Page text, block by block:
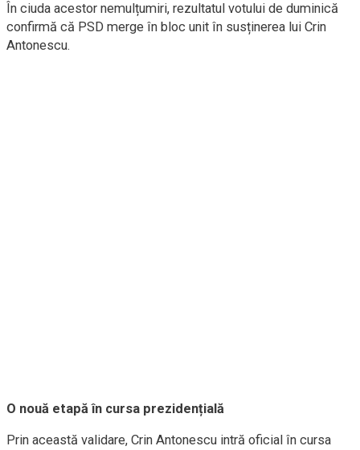
În ciuda acestor nemulțumiri, rezultatul votului de duminică
confirmă că PSD merge în bloc unit în susținerea lui Crin
Antonescu.
O nouă etapă în cursa prezidențială
Prin această validare, Crin Antonescu intră oficial în cursa